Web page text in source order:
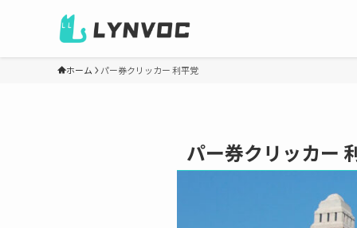
ホーム パー券クリッカー 利平党
パー券クリッカー